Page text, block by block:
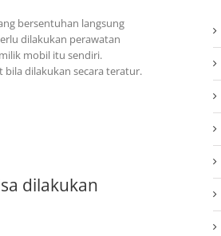
bersentuhan langsung
dilakukan perawatan
mobil itu sendiri.
bila dilakukan secara teratur.
dilakukan